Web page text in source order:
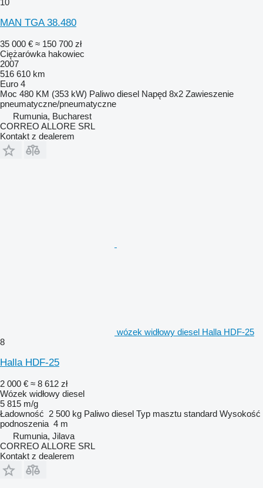
10
MAN TGA 38.480
35 000 € ≈ 150 700 zł
Ciężarówka hakowiec
2007
516 610 km
Euro 4
Moc 480 KM (353 kW) Paliwo diesel Napęd 8x2 Zawieszenie
pneumatyczne/pneumatyczne
Rumunia, Bucharest
CORREO ALLORE SRL
Kontakt z dealerem
wózek widłowy diesel Halla HDF-25
8
Halla HDF-25
2 000 € ≈ 8 612 zł
Wózek widłowy diesel
5 815 m/g
Ładowność 2 500 kg Paliwo diesel Typ masztu standard Wysokość
podnoszenia 4 m
Rumunia, Jilava
CORREO ALLORE SRL
Kontakt z dealerem